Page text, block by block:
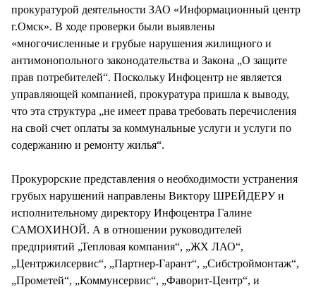
прокуратурой деятельности ЗАО «Информационный центр
г.Омск». В ходе проверки были выявлены
«многочисленные и грубые нарушения жилищного и
антимонопольного законодательства и Закона „О защите
прав потребителей“. Поскольку Инфоцентр не является
управляющей компанией, прокуратура пришла к выводу,
что эта структура „не имеет права требовать перечисления
на свой счет оплаты за коммунальные услуги и услуги по
содержанию и ремонту жилья“.
Прокурорские представления о необходимости устранения
грубых нарушений направлены Виктору ШРЕЙДЕРУ и
исполнительному директору Инфоцентра Галине
САМОХИНОЙ. А в отношении руководителей
предприятий „Тепловая компания“, „ЖХ ЛАО“,
„Центржилсервис“, „Партнер-Гарант“, „Сибстроймонтаж“,
„Прометей“, „Коммунсервис“, „Фаворит-Центр“, и